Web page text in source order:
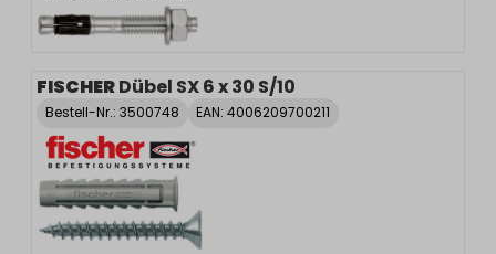
FISCHERDübel SX 6 x 30 S/10
Bestell-Nr.: 3500748 EAN: 4006209700211